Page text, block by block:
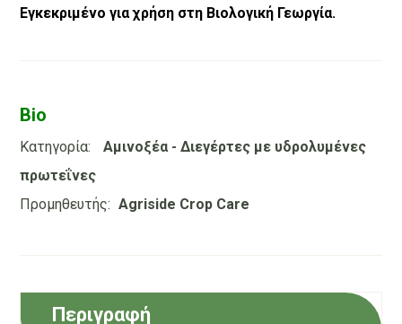
Εγκεκριμένο για χρήση στη Βιολογική Γεωργία.
Κατηγορία:
Αμινοξέα - Διεγέρτες με υδρολυμένες
πρωτεΐνες
Bio
Προμηθευτής: Agriside Crop Care
Περιγραφή